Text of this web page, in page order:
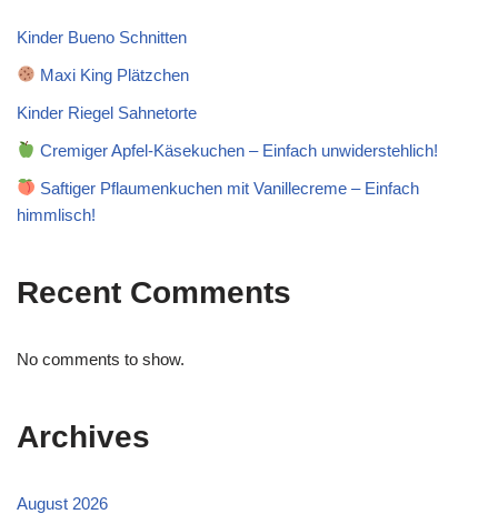
Kinder Bueno Schnitten
Maxi King Plätzchen
Kinder Riegel Sahnetorte
Cremiger Apfel-Käsekuchen – Einfach unwiderstehlich!
Saftiger Pflaumenkuchen mit Vanillecreme – Einfach
himmlisch!
Recent Comments
No comments to show.
Archives
August 2026